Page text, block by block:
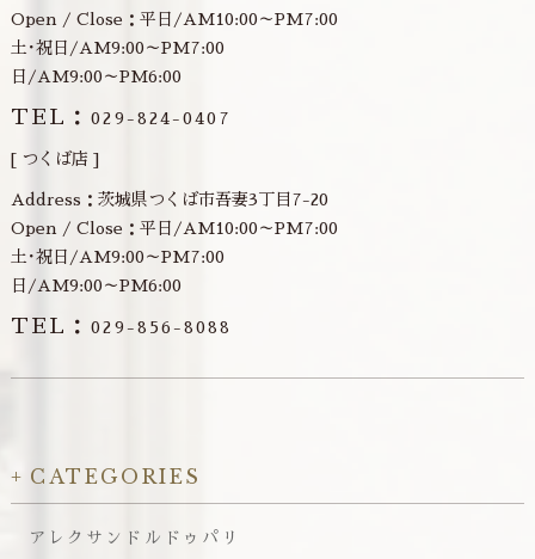
Open / Close：平日/AM10:00～PM7:00
土･祝日/AM9:00～PM7:00
日/AM9:00～PM6:00
TEL：029-824-0407
[ つくば店 ]
Address：茨城県つくば市吾妻3丁目7-20
Open / Close：平日/AM10:00～PM7:00
土･祝日/AM9:00～PM7:00
日/AM9:00～PM6:00
TEL：029-856-8088
CATEGORIES
アレクサンドルドゥパリ